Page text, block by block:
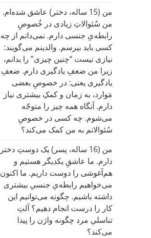
من (15 ساله، دختر) عاشق شده‌ام.
من سُئوالاتِ زیادی در خُصوصِ
رابطه‌یِ جنسی دارم. نمی‌دانم از چه
کسی باید بپرسم. والدینم می‌گویند:
نیازی نیست “چنین چیزی” را بدانم،
زیرا من ضعفِ یادگیری دارم. ضعفِ
یادگیری یعنی: در خصوصِ بعضی
مَوارد، به زمان و کمکِ بیشتری نیاز
دارم. آنگاه همه چیز را متوجّه
می‌شوم. چه کسی در خصوصِ
سُئوالاتم به من کمک می‌کند؟
من (16 ساله، پسر) یک دوستِ دختر
دارم. ما عاشقِ یکدیگر هستیم و
هم‌آغوشی را دوست داریم. ما اکنون
می‌خواهیم رابطه‌یِ جنسیِ بیشتری
داشته باشیم. چگونه می‌توانیم این
کار را درست انجام دهیم؟ آلتِ
تناسلیِ مرد چگونه واژن را پیدا
می‌کند؟